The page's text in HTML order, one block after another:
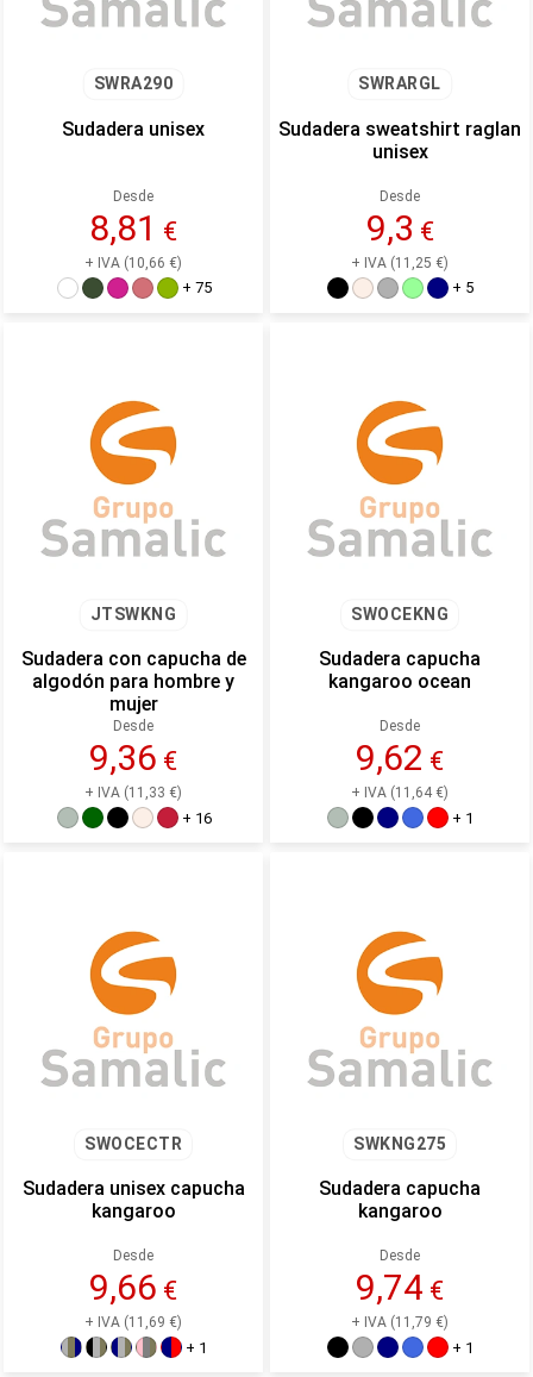
SWRA290
Sudadera unisex
Desde
8,81 €
+ IVA (10,66 €)
+ 75
SWRARGL
Sudadera sweatshirt raglan
unisex
Desde
9,3 €
+ IVA (11,25 €)
+ 5
JTSWKNG
Sudadera con capucha de
algodón para hombre y
mujer
Desde
9,36 €
+ IVA (11,33 €)
+ 16
SWOCEKNG
Sudadera capucha
kangaroo ocean
Desde
9,62 €
+ IVA (11,64 €)
+ 1
SWOCECTR
Sudadera unisex capucha
kangaroo
Desde
9,66 €
+ IVA (11,69 €)
+ 1
SWKNG275
Sudadera capucha
kangaroo
Desde
9,74 €
+ IVA (11,79 €)
+ 1